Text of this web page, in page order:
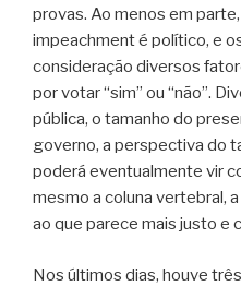
provas. Ao menos em
impeachment é político, e
consideração diversos
por votar “sim” ou “não”.
pública, o tamanho do
governo, a perspectiva do
poderá eventualmente vir
mesmo a coluna vertebral,
ao que parece mais justo e
Nos últimos dias, houve